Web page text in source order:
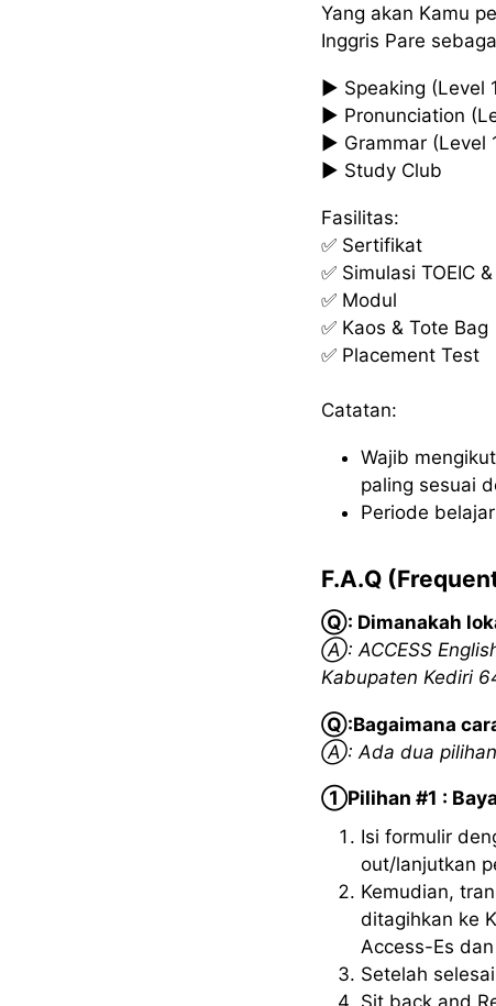
Yang akan Kamu
Inggris Pare
▶️ Speaking (Level
▶️ Pronunciation
▶️ Grammar (Level
▶️ Study Club
Fasilitas:
✅ Sertifikat
✅ Simulasi TOEIC
✅ Modul
✅ Kaos & Tote Bag
✅ Placement Test
Catatan:
Wajib
paling sesuai
Periode
F.A.Q
Ⓠ: Dimanakah
Ⓐ: ACCESS
Kabupaten Kediri
Ⓠ:Bagaimana
Ⓐ: Ada dua pilihan
①Pilihan #1 :
Isi formulir
out/lanjutkan
Kemudian,
ditagihkan ke
Access-Es
Setelah
Sit back and